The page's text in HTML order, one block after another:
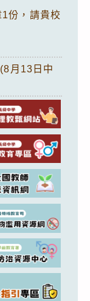
份，請貴校
月13日中